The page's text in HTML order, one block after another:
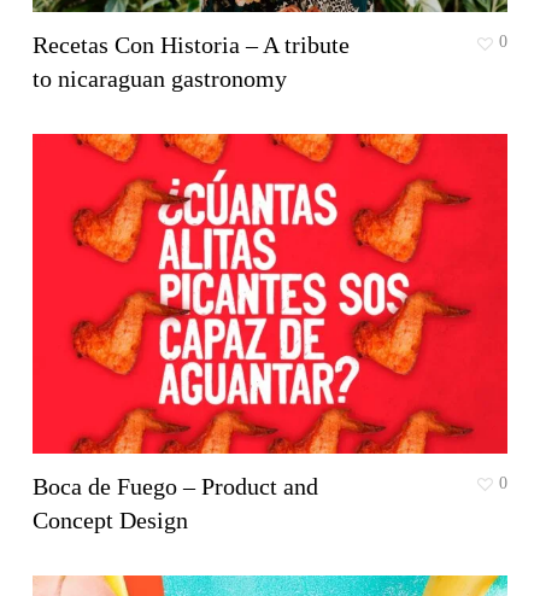
Recetas Con Historia – A tribute
to nicaraguan gastronomy
0
Boca de Fuego – Product and
Concept Design
0